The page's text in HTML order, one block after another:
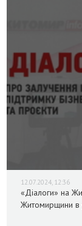
12.07.2024, 12:36
«Діалоги» на
Житомирщини в